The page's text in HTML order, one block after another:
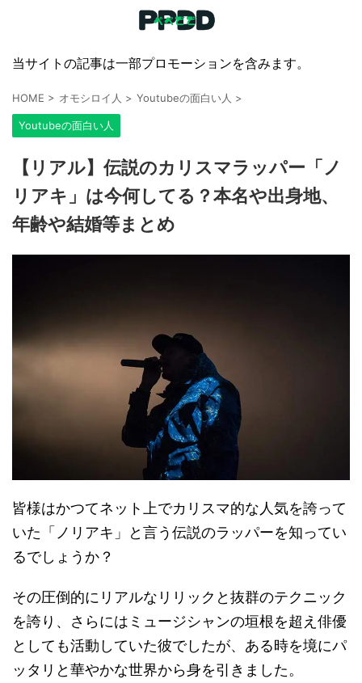
当サイトの記事は一部プロモーションを含みます。
HOME > オモシロイ人 > Youtubeの面白い人 >
Youtubeの面白い人
【リアル】伝説のカリスマラッパー「ノ
リアキ」は今何してる？本名や出身地、
年齢や結婚等まとめ
皆様はかつてネット上でカリスマ的な人気を誇って
いた「ノリアキ」と言う伝説のラッパーを知ってい
るでしょうか？
その圧倒的にリアルなリリックと抜群のテクニック
を誇り、さらにはミュージシャンの垣根を超え俳優
としても活動していた彼でしたが、ある時を境にパ
ッタリと華やかな世界から身を引きました。